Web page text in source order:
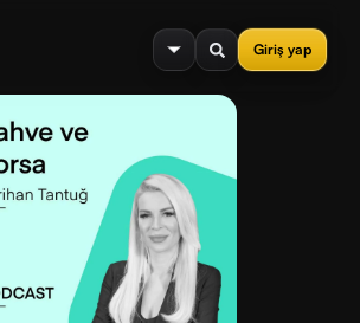
Giriş yap